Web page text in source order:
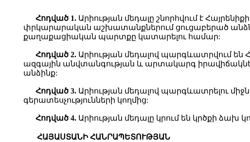
Հոդված 1. Արիության մեդալը շնորհվում է
փրկարարական աշխատանքներում ցուցաբերած
քաղաքացիական պարտքը կատարելու համար:
Հոդված 2. Արիության մեդալով պարգևատրվում
ազգային անվտանգության և արտակարգ
անձինք:
Հոդված 3. Արիության մեդալով պարգևատրելու
գերատեսչությունների կողմից:
Հոդված 4. Արիության մեդալը կրում են կրծքի ձախ
ՀԱՅԱՍՏԱՆԻ ՀԱՆՐԱՊԵՏՈՒԹՅԱՆ